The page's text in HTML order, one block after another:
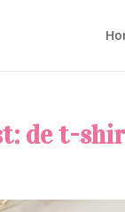
de t-